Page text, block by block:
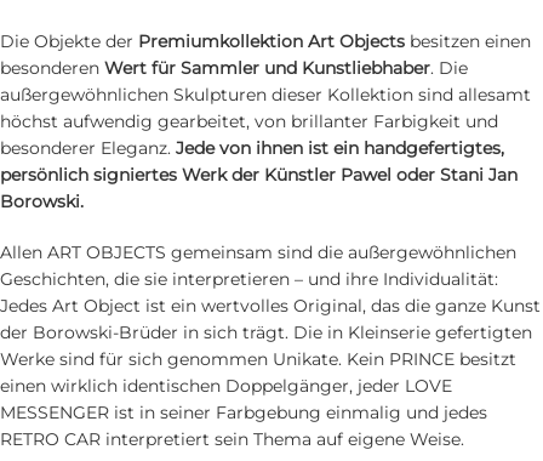
Die Objekte der Premiumkollektion Art Objects besitzen einen
besonderen Wert für Sammler und Kunstliebhaber. Die
außergewöhnlichen Skulpturen dieser Kollektion sind allesamt
höchst aufwendig gearbeitet, von brillanter Farbigkeit und
besonderer Eleganz. Jede von ihnen ist ein handgefertigtes,
persönlich signiertes Werk der Künstler Pawel oder Stani Jan
Borowski.
Allen ART OBJECTS gemeinsam sind die außergewöhnlichen
Geschichten, die sie interpretieren – und ihre Individualität:
Jedes Art Object ist ein wertvolles Original, das die ganze Kunst
der Borowski-Brüder in sich trägt. Die in Kleinserie gefertigten
Werke sind für sich genommen Unikate. Kein PRINCE besitzt
einen wirklich identischen Doppelgänger, jeder LOVE
MESSENGER ist in seiner Farbgebung einmalig und jedes
RETRO CAR interpretiert sein Thema auf eigene Weise.